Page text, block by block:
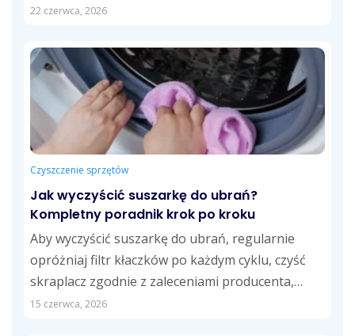
odpływowy, usunąć zalegające...
22 czerwca, 2026
Czyszczenie sprzętów
Jak wyczyścić suszarkę do ubrań?
Kompletny poradnik krok po kroku
Aby wyczyścić suszarkę do ubrań, regularnie
opróżniaj filtr kłaczków po każdym cyklu, czyść
skraplacz zgodnie z zaleceniami producenta,
opróżniaj zbiornik...
15 czerwca, 2026